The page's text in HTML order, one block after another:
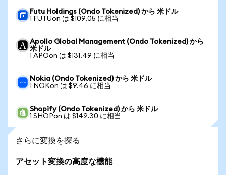
Futu Holdings (Ondo Tokenized) から 米ドル
1 FUTUon は $109.05 に相当
Apollo Global Management (Ondo Tokenized) から
米ドル
1 APOon は $131.49 に相当
Nokia (Ondo Tokenized) から 米ドル
1 NOKon は $9.46 に相当
Shopify (Ondo Tokenized) から 米ドル
1 SHOPon は $149.30 に相当
さらに変換を探る
アセット変換の高度な機能